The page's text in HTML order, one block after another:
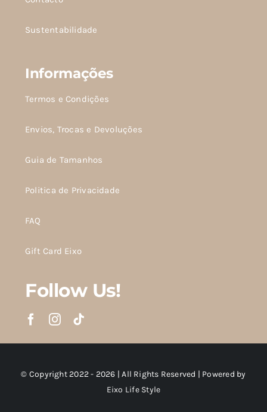
Sustentabilidade
Informações
Termos e Condições
Envios, Trocas e Devoluções
Guia de Tamanhos
Politica de Privacidade
FAQ
Gift Card Eixo
Follow Us!
© Copyright 2022 - 2026 | All Rights Reserved | Powered by
Eixo Life Style